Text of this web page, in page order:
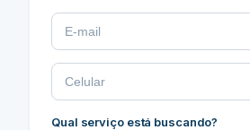
Qual serviço está buscando?